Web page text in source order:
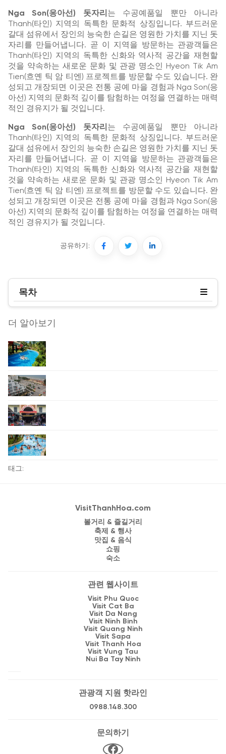
Nga Son(응아선) 돗자리 는 수공예품일 뿐만 아니라
Thanh(타인) 지역의 독특한 문화적 상징입니다. 부드러운
갈대 섬유에서 장인의 능숙한 손길은 영원한 가치를 지닌 돗
자리를 만들어냅니다. 곧 이 지역을 방문하는 관광객들은
Thanh(타인) 지역의 독특한 신화와 역사적 공간을 재현할
것을 약속하는 새로운 문화 및 관광 명소인 Hyeon Tik Am
Tien(흐옌 틱 암 티엔) 프로젝트를 방문할 수도 있습니다. 완
성되고 개장되면 이곳은 전통 공예 마을 경험과 Nga Son(응
아선) 지역의 문화적 깊이를 탐험하는 여정을 연결하는 매력
적인 경유지가 될 것입니다.
Nga Son(응아선) 돗자리 는 수공예품일 뿐만 아니라
Thanh(타인) 지역의 독특한 문화적 상징입니다. 부드러운
갈대 섬유에서 장인의 능숙한 손길은 영원한 가치를 지닌 돗
자리를 만들어냅니다. 곧 이 지역을 방문하는 관광객들은
Thanh(타인) 지역의 독특한 신화와 역사적 공간을 재현할
것을 약속하는 새로운 문화 및 관광 명소인 Hyeon Tik Am
Tien(흐옌 틱 암 티엔) 프로젝트를 방문할 수도 있습니다. 완
성되고 개장되면 이곳은 전통 공예 마을 경험과 Nga Son(응
아선) 지역의 문화적 깊이를 탐험하는 여정을 연결하는 매력
적인 경유지가 될 것입니다.
공유하기:
목차
더 알아보기
태그:
VisitThanhHoa.com
볼거리 & 즐길거리
축제 & 행사
맛집 & 음식
쇼핑
숙소
관련 웹사이트
Visit Phu Quoc
Visit Cat Ba
Visit Da Nang
Visit Ninh Binh
Visit Quang Ninh
Visit Sapa
Visit Thanh Hoa
Visit Vung Tau
Nui Ba Tay Ninh
관광객 지원 핫라인
0988.148.300
문의하기